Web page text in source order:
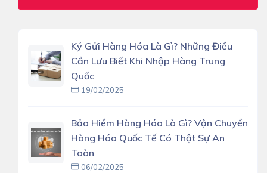
Ký Gửi Hàng Hóa Là Gì? Những Điều
Cần Lưu Biết Khi Nhập Hàng Trung
Quốc
19/02/2025
Bảo Hiểm Hàng Hóa Là Gì? Vận Chuyển
Hàng Hóa Quốc Tế Có Thật Sự An
Toàn
06/02/2025